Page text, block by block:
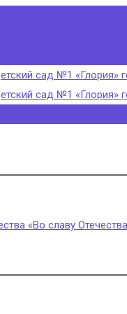
«Во славу